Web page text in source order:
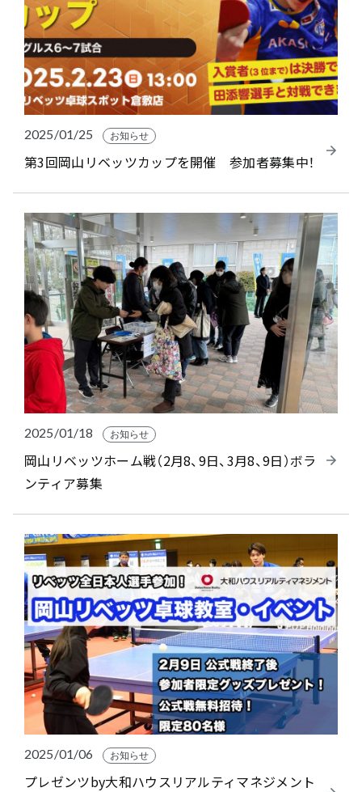
2025/01/25 お知らせ
第3回岡山リベッツカップを開催 参加者募集中！
2025/01/18 お知らせ
岡山リベッツホーム戦（2月8、9日、3月8、9日）ボラ
ンティア募集
2025/01/06 お知らせ
プレゼンツby大和ハウスリアルティマネジメント